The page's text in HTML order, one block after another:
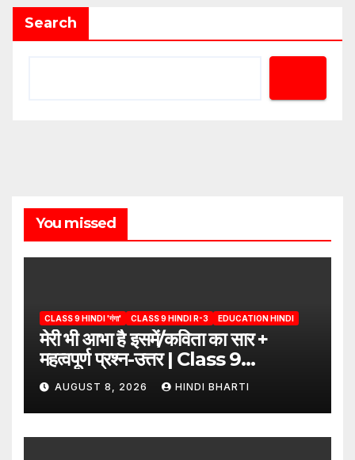
Search
You missed
CLASS 9 HINDI 'गंगा' CLASS 9 HINDI R-3 EDUCATION HINDI
मेरी भी आभा है इसमें/कविता का सार +
महत्वपूर्ण प्रश्न-उत्तर | Class 9
Hindi”/meri bhi abha hai isme
question answers
AUGUST 8, 2026 HINDI BHARTI